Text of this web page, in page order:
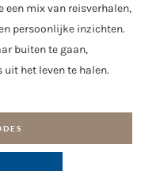
een mix van reisverhalen,
persoonlijke inzichten.
buiten te gaan,
uit het leven te halen.